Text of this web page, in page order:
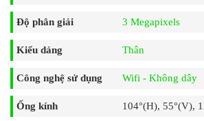
Độ phân giải 3 Megapixels
Kiểu dáng Thân
Công nghệ sử dụng Wifi - Không dây
Ống kính 104°(H), 55°(V),